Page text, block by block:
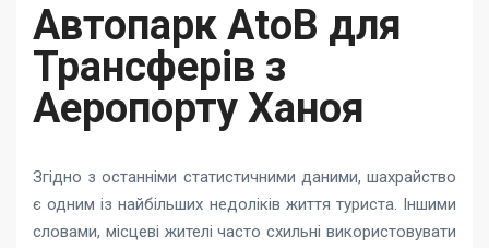
Автопарк AtoB для
Трансферів з
Аеропорту Ханоя
Згідно з останніми статистичними даними, шахрайство
є одним із найбільших недоліків життя туриста. Іншими
словами, місцеві жителі часто схильні використовувати